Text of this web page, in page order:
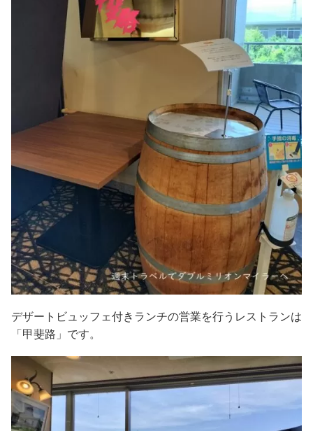
デザートビュッフェ付きランチの営業を行うレストランは
「甲斐路」です。